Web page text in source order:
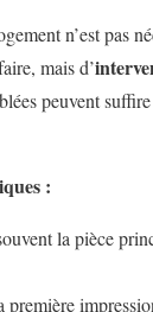
n’est pas
mais d’
peuvent
:
la pièce
première